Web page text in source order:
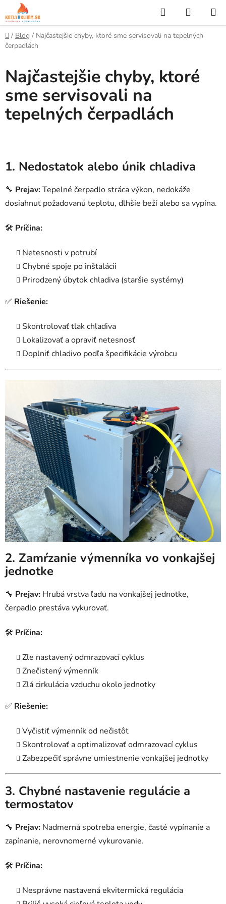
Prejsť
na
obsah
Hľadať
KOŠÍK
Domov
/ Blog / Najčastejšie chyby, ktoré sme servisovali na tepelných
čerpadlách
Najčastejšie chyby, ktoré
sme servisovali na
tepelných čerpadlách
1. Nedostatok alebo únik chladiva
🔧 Prejav:Tepelné čerpadlo stráca výkon, nedokáže
dosiahnuť požadovanú teplotu, dlhšie beží alebo sa vypína.
🛠 Príčina:
Netesnosti v potrubí
Chybné spoje po inštalácii
Prirodzený úbytok chladiva (staršie systémy)
✅ Riešenie:
Skontrolovať tlak chladiva
Lokalizovať a opraviť netesnosť
Doplniť chladivo podľa špecifikácie výrobcu
2. Zamŕzanie výmenníka vo vonkajšej
jednotke
🔧 Prejav: Hrubá vrstva ľadu na vonkajšej jednotke,
čerpadlo prestáva vykurovať.
🛠 Príčina:
Zle nastavený odmrazovací cyklus
Znečistený výmenník
Zlá cirkulácia vzduchu okolo jednotky
✅ Riešenie:
Vyčistiť výmenník od nečistôt
Skontrolovať a optimalizovať odmrazovací cyklus
Zabezpečiť správne umiestnenie vonkajšej jednotky
3. Chybné nastavenie regulácie a
termostatov
🔧 Prejav: Nadmerná spotreba energie, časté vypínanie a
zapínanie, nerovnomerné vykurovanie.
🛠 Príčina:
Nesprávne nastavená ekvitermická regulácia